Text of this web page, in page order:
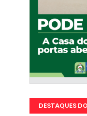
DESTAQUES DO